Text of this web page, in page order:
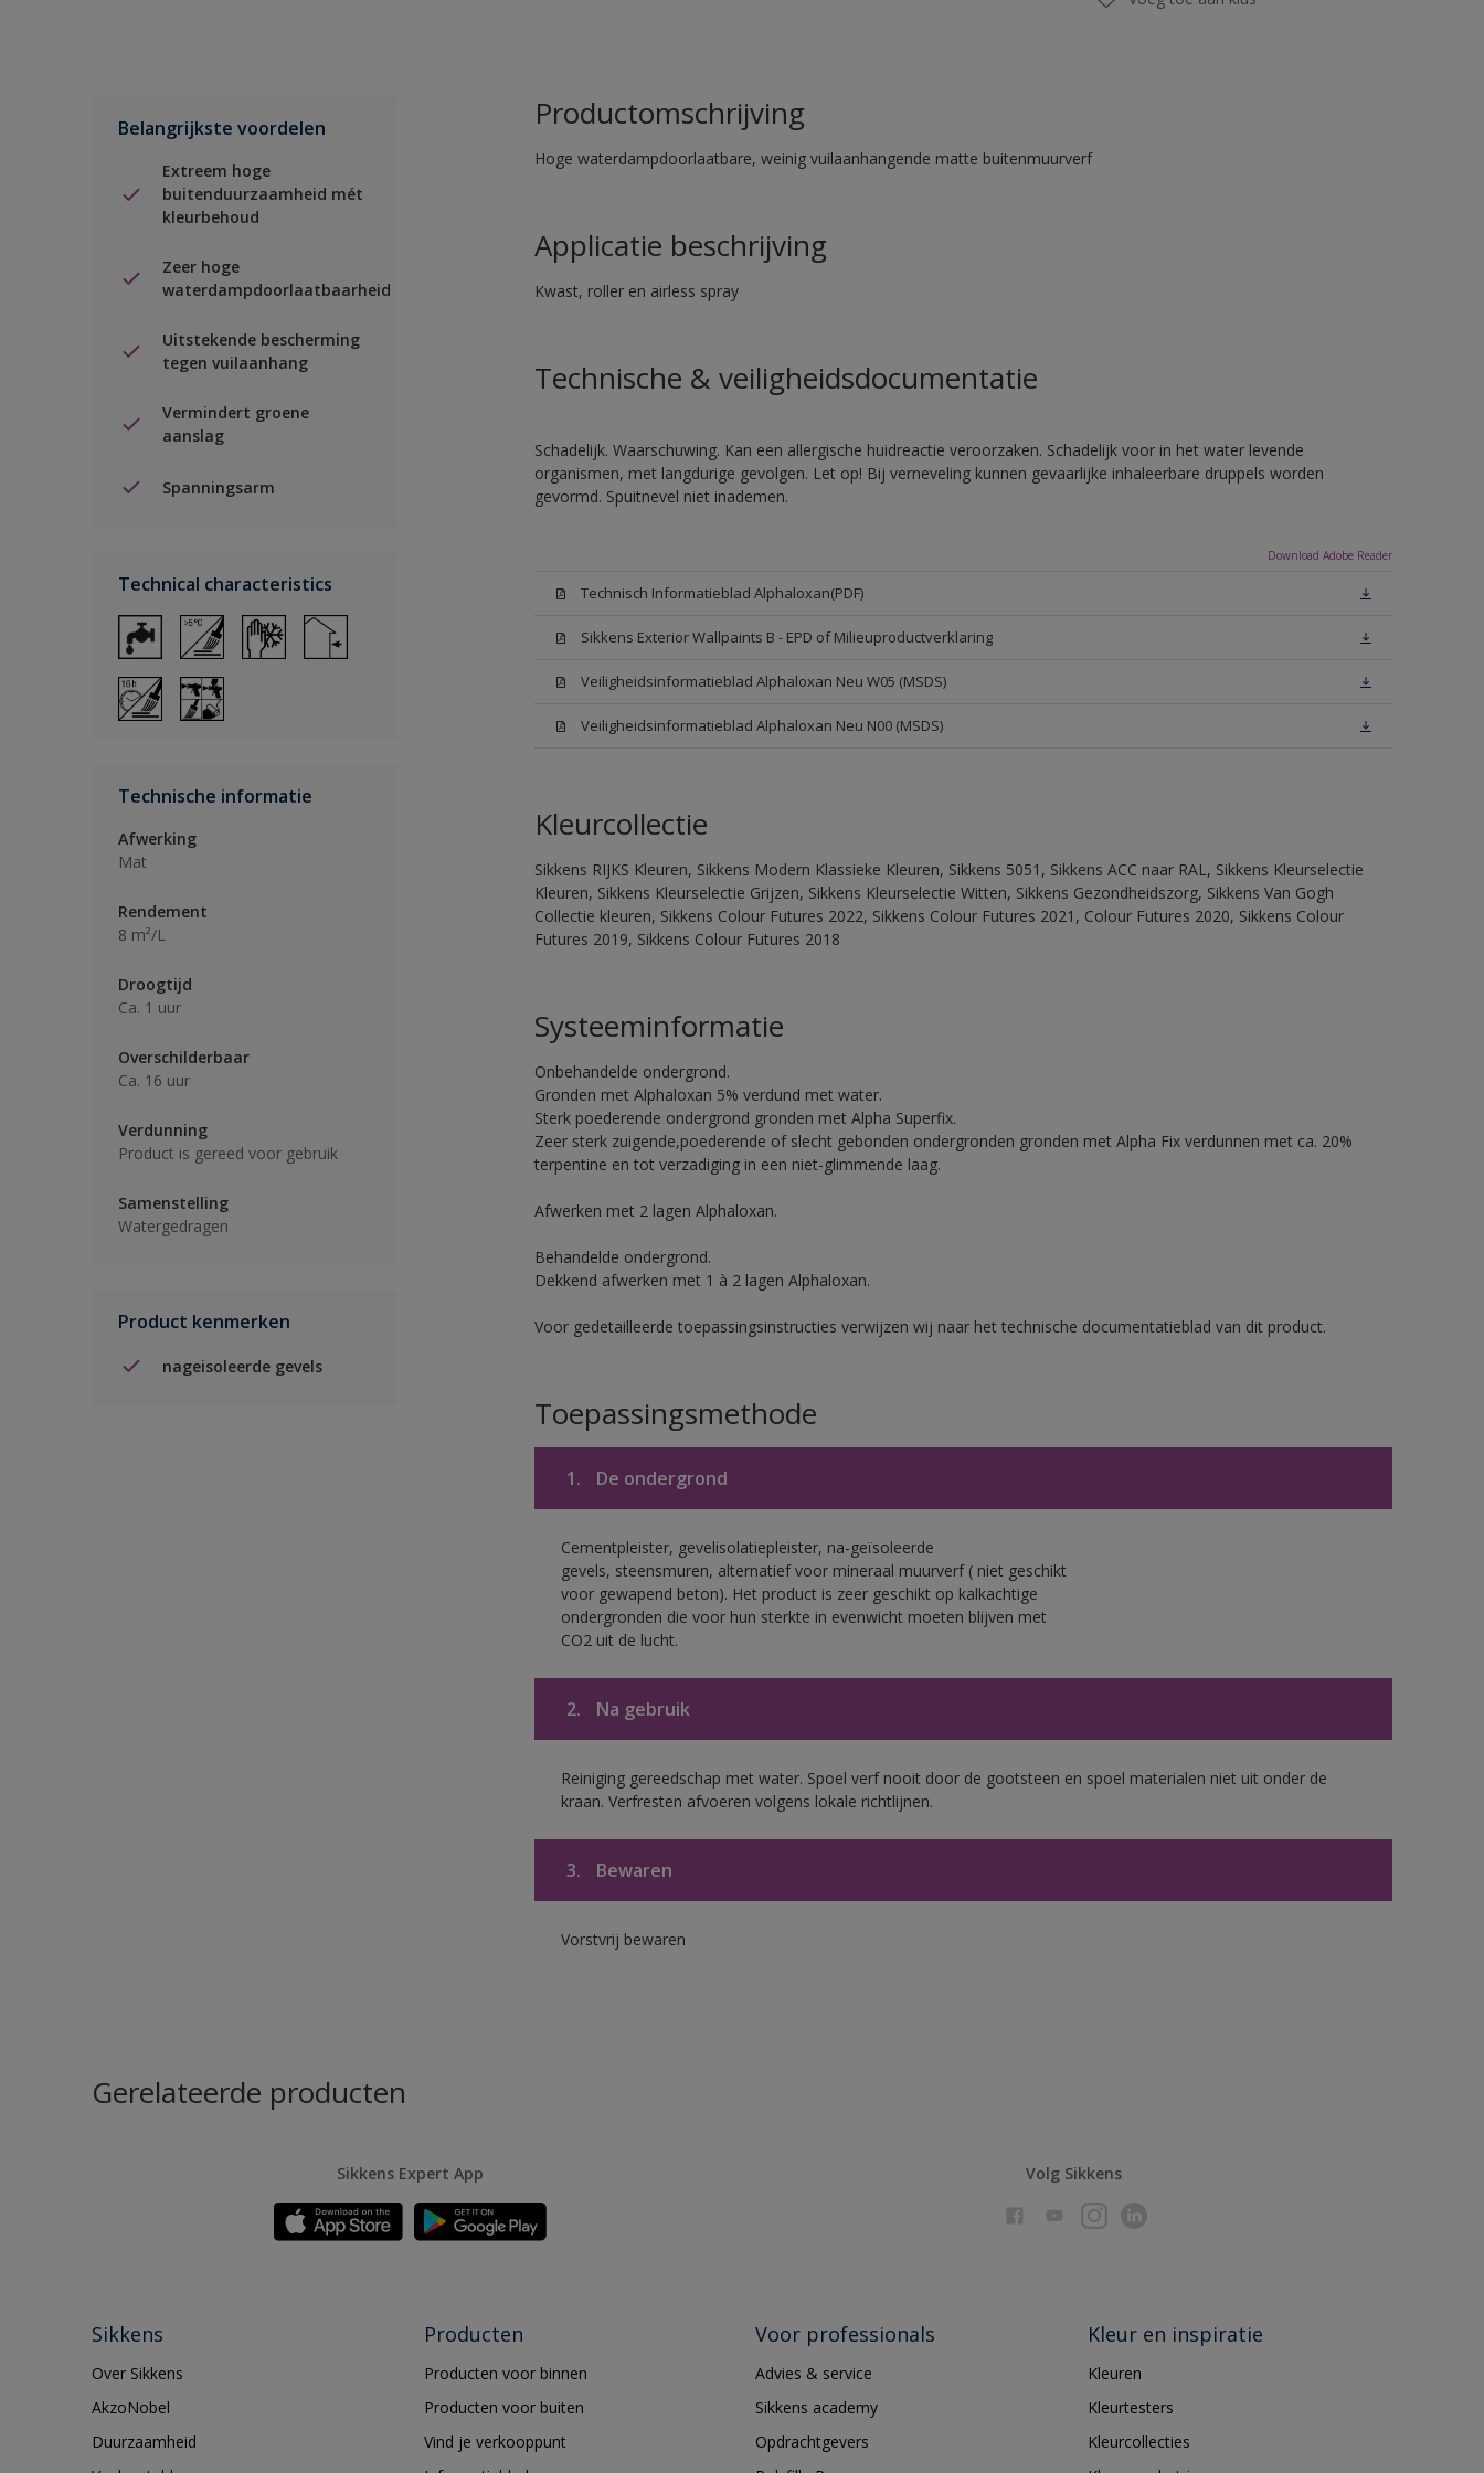
Belangrijkste voordelen
Extreem hoge
buitenduurzaamheid mét
kleurbehoud
Zeer hoge
waterdampdoorlaatbaarheid
Uitstekende bescherming
tegen vuilaanhang
Vermindert groene
aanslag
Spanningsarm
Technical characteristics
Technische informatie
Afwerking
Mat
Rendement
8 m²/L
Droogtijd
Ca. 1 uur
Overschilderbaar
Ca. 16 uur
Verdunning
Product is gereed voor gebruik
Samenstelling
Watergedragen
Product kenmerken
nageisoleerde gevels
Productomschrijving
Hoge waterdampdoorlaatbare, weinig vuilaanhangende matte buitenmuurverf
Applicatie beschrijving
Kwast, roller en airless spray
Technische & veiligheidsdocumentatie
Schadelijk. Waarschuwing. Kan een allergische huidreactie veroorzaken. Schadelijk voor in het water levende
organismen, met langdurige gevolgen. Let op! Bij verneveling kunnen gevaarlijke inhaleerbare druppels worden
gevormd. Spuitnevel niet inademen.
Download Adobe Reader
Technisch Informatieblad Alphaloxan(PDF)
Sikkens Exterior Wallpaints B - EPD of Milieuproductverklaring
Veiligheidsinformatieblad Alphaloxan Neu W05 (MSDS)
Veiligheidsinformatieblad Alphaloxan Neu N00 (MSDS)
Kleurcollectie
Sikkens RIJKS Kleuren, Sikkens Modern Klassieke Kleuren, Sikkens 5051, Sikkens ACC naar RAL, Sikkens Kleurselectie
Kleuren, Sikkens Kleurselectie Grijzen, Sikkens Kleurselectie Witten, Sikkens Gezondheidszorg, Sikkens Van Gogh
Collectie kleuren, Sikkens Colour Futures 2022, Sikkens Colour Futures 2021, Colour Futures 2020, Sikkens Colour
Futures 2019, Sikkens Colour Futures 2018
Systeeminformatie
Onbehandelde ondergrond.
Gronden met Alphaloxan 5% verdund met water.
Sterk poederende ondergrond gronden met Alpha Superfix.
Zeer sterk zuigende,poederende of slecht gebonden ondergronden gronden met Alpha Fix verdunnen met ca. 20%
terpentine en tot verzadiging in een niet-glimmende laag.
Afwerken met 2 lagen Alphaloxan.
Behandelde ondergrond.
Dekkend afwerken met 1 à 2 lagen Alphaloxan.
Voor gedetailleerde toepassingsinstructies verwijzen wij naar het technische documentatieblad van dit product.
Toepassingsmethode
1. De ondergrond
Cementpleister, gevelisolatiepleister, na-geïsoleerde
gevels, steensmuren, alternatief voor mineraal muurverf ( niet geschikt
voor gewapend beton). Het product is zeer geschikt op kalkachtige
ondergronden die voor hun sterkte in evenwicht moeten blijven met
CO2 uit de lucht.
2. Na gebruik
Reiniging gereedschap met water. Spoel verf nooit door de gootsteen en spoel materialen niet uit onder de
kraan. Verfresten afvoeren volgens lokale richtlijnen.
3. Bewaren
Vorstvrij bewaren
Gerelateerde producten
Sikkens Expert App Volg Sikkens
Sikkens
Over Sikkens
AkzoNobel
Duurzaamheid
Producten
Producten voor binnen
Producten voor buiten
Vind je verkooppunt
Voor professionals
Advies & service
Sikkens academy
Opdrachtgevers
Kleur en inspiratie
Kleuren
Kleurtesters
Kleurcollecties